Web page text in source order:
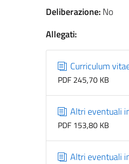
Deliberazione:No
Allegati:
Curriculum
PDF 245,70 KB
Altri eventuali
PDF 153,80 KB
Altri eventuali